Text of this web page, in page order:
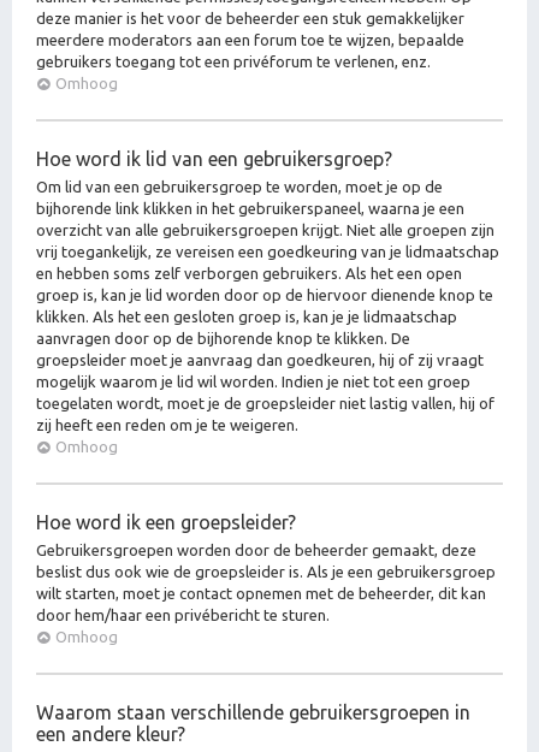
deze manier is het voor de beheerder een stuk gemakkelijker
meerdere moderators aan een forum toe te wijzen, bepaalde
gebruikers toegang tot een privéforum te verlenen, enz.
Omhoog
Hoe word ik lid van een gebruikersgroep?
Om lid van een gebruikersgroep te worden, moet je op de
bijhorende link klikken in het gebruikerspaneel, waarna je een
overzicht van alle gebruikersgroepen krijgt. Niet alle groepen zijn
vrij toegankelijk, ze vereisen een goedkeuring van je lidmaatschap
en hebben soms zelf verborgen gebruikers. Als het een open
groep is, kan je lid worden door op de hiervoor dienende knop te
klikken. Als het een gesloten groep is, kan je je lidmaatschap
aanvragen door op de bijhorende knop te klikken. De
groepsleider moet je aanvraag dan goedkeuren, hij of zij vraagt
mogelijk waarom je lid wil worden. Indien je niet tot een groep
toegelaten wordt, moet je de groepsleider niet lastig vallen, hij of
zij heeft een reden om je te weigeren.
Omhoog
Hoe word ik een groepsleider?
Gebruikersgroepen worden door de beheerder gemaakt, deze
beslist dus ook wie de groepsleider is. Als je een gebruikersgroep
wilt starten, moet je contact opnemen met de beheerder, dit kan
door hem/haar een privébericht te sturen.
Omhoog
Waarom staan verschillende gebruikersgroepen in
een andere kleur?